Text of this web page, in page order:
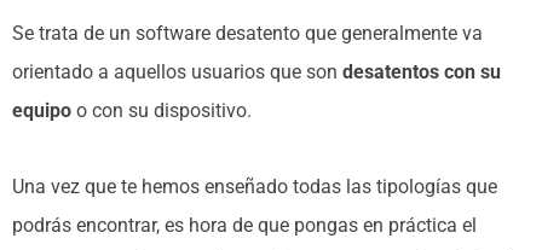
Se trata de un software desatento que generalmente va
orientado a aquellos usuarios que son desatentos con su
equipo o con su dispositivo.
Una vez que te hemos enseñado todas las tipologías que
podrás encontrar, es hora de que pongas en práctica el